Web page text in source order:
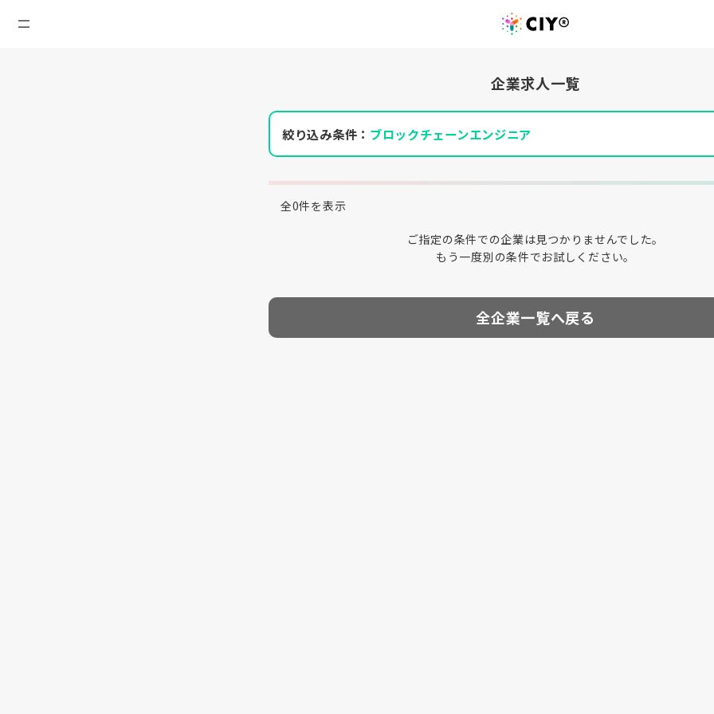
企業求人一覧
絞り込み条件： ブロックチェーンエンジニア
全0件を表示
ご指定の条件での企業は見つかりませんでした。
もう一度別の条件でお試しください。
全企業一覧へ戻る